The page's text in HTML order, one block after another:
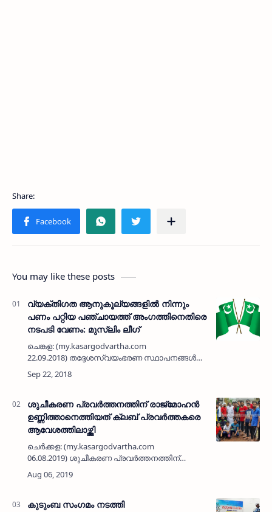
You may like these posts
വ്യക്തിഗത ആനുകൂല്യങ്ങളില്‍ നിന്നും
പണം പറ്റിയ പഞ്ചായത്ത് അംഗത്തിനെതിരെ
നടപടി വേണം: മുസ്ലിം ലീഗ്
ചെങ്കള: (my.kasargodvartha.com
22.09.2018) തദ്ദേശസ്വയംഭരണ സ്ഥാപനങ്ങള്‍
മുഖേന അനുവദിക്കുന്ന വ്യക്തികത
അനൂകൂല്യങ്ങളില്‍ നിന്നും പട്ടികജാതി
ശുചീകരണ പ്രവര്‍ത്തനത്തിന് രാജ്‌മോഹന്‍
ഉണ്ണിത്താനെത്തിയത് ക്ലബ് പ്രവര്‍ത്തകരെ
ആവേശത്തിലാഴ്ത്തി
ചെര്‍ക്കള: (my.kasargodvartha.com
06.08.2019) ശുചീകരണ പ്രവര്‍ത്തനത്തിന്
കാസര്‍കോട് എം പി രാജ്‌മോഹന്‍
ഉണ്ണിത്താനെത്തിയത് ക്ലബ് പ്രവര്‍ത്തകരെ
കുടുംബ സംഗമം നടത്തി